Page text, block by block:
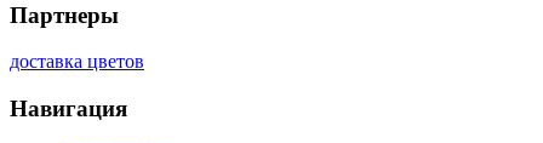
Партнеры
доставка цветов
Навигация